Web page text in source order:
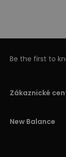
Be the first to
Zákaznické
New Balance